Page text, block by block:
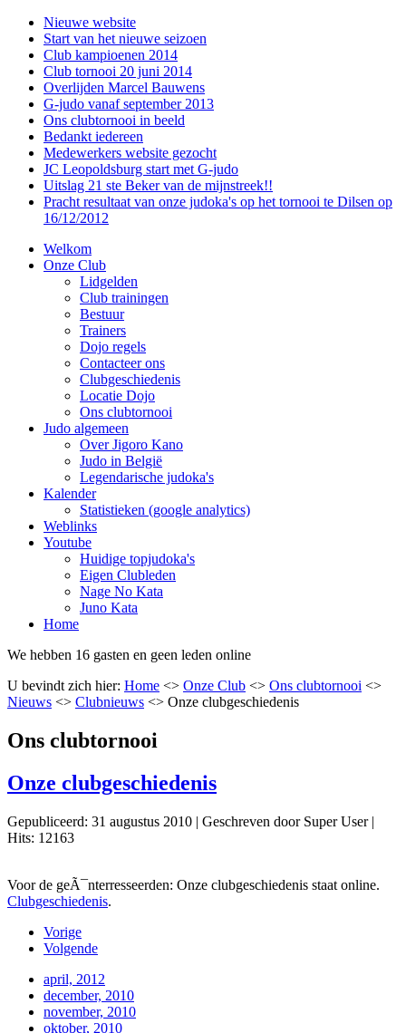
Nieuwe website
Start van het nieuwe seizoen
Club kampioenen 2014
Club tornooi 20 juni 2014
Overlijden Marcel Bauwens
G-judo vanaf september 2013
Ons clubtornooi in beeld
Bedankt iedereen
Medewerkers website gezocht
JC Leopoldsburg start met G-judo
Uitslag 21 ste Beker van de mijnstreek!!
Pracht resultaat van onze judoka's op het tornooi te Dilsen op
16/12/2012
Welkom
Onze Club
Lidgelden
Club trainingen
Bestuur
Trainers
Dojo regels
Contacteer ons
Clubgeschiedenis
Locatie Dojo
Ons clubtornooi
Judo algemeen
Over Jigoro Kano
Judo in België
Legendarische judoka's
Kalender
Statistieken (google analytics)
Weblinks
Youtube
Huidige topjudoka's
Eigen Clubleden
Nage No Kata
Juno Kata
Home
We hebben 16 gasten en geen leden online
U bevindt zich hier: Home <> Onze Club <> Ons clubtornooi <>
Nieuws <> Clubnieuws <> Onze clubgeschiedenis
Ons clubtornooi
Onze clubgeschiedenis
Gepubliceerd: 31 augustus 2010 | Geschreven door Super User|
Hits: 12163
Voor de geÃ¯nterresseerden: Onze clubgeschiedenis staat online.
Clubgeschiedenis.
Vorige
Volgende
april, 2012
december, 2010
november, 2010
oktober, 2010